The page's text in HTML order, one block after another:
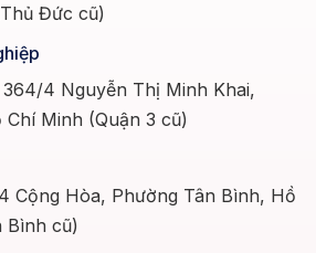
Đức cũ)
4 Nguyễn Thị Minh Khai,
Minh (Quận 3 cũ)
Cộng Hòa, Phường Tân Bình, Hồ
Bình cũ)